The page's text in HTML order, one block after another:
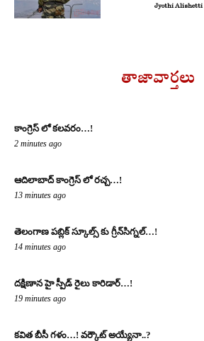
Jyothi Alishetti
తాజావార్తలు
కాంగ్రెస్ లో కలవరం…!
2 minutes ago
ఆదిలాబాద్ కాంగ్రెస్ లో రచ్చ…!
13 minutes ago
తెలంగాణ పబ్లిక్ స్కూల్స్ కు గ్రీన్‌సిగ్నల్…!
14 minutes ago
దక్షిణాన హై స్పీడ్ రైలు కారిడార్…!
19 minutes ago
క‌విత‌ బీసీ గ‌ళం…! వ‌ర్కౌట్ అయ్యేనా..?